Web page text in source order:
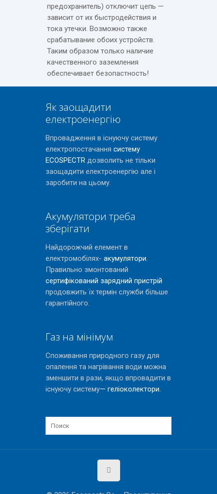
предохранитель) отключит цепь —
зависит от их быстродействия и
тока утечки. Возможно также
срабатывание обоих устройств.
Таким образом только наличие
качественного заземления
обеспечивает безопастность!
Як заощадити
електроенергію
Впровадження в існуючу систему
електропостачання систему
ECOSPECTR дозволить не тільки
заощадити електроенергію але і
заробити на цьому.
Акумулятори треба
зберігати
Найдорожчий елемент в
електромобілях- акумулятори.
Правильно змонтований
сертифікований зарядний пристрій
продовжить їх термін служби більше
гарантійного.
Газ на мінімум
Споживання природного газу для
опалення та нагрівання води можна
зменшити в рази, якщо впровадити в
існуючу систему— геліоколектори.